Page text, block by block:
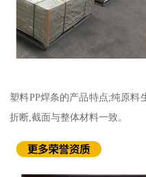
塑料PP焊条的产品特点;纯原
折断,截面与整体材料一致。